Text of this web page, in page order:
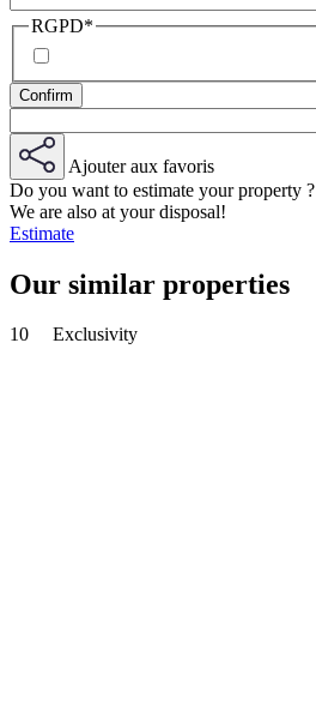
RGPD*
Ajouter aux favoris
Do you want to estimate your property ?
We are also at your disposal!
Estimate
Our similar properties
10 Exclusivity